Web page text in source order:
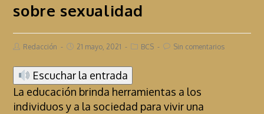
sobre sexualidad
Redacción 21 mayo, 2021 BCS Sin comentarios
Escuchar la entrada
La educación brinda herramientas a los
individuos y a la sociedad para vivir una